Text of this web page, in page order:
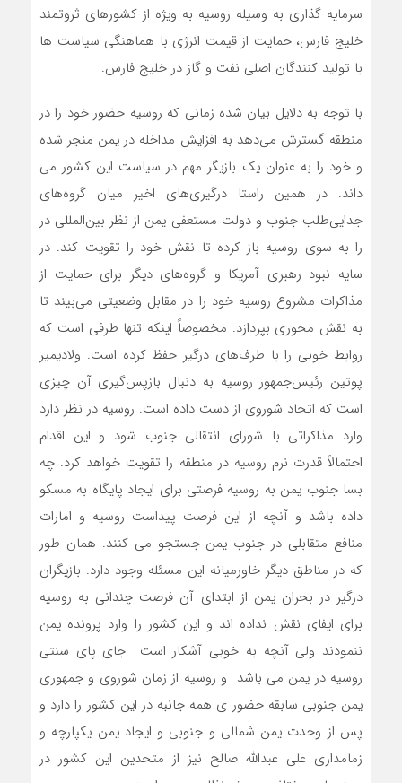
سرمایه گذاری به وسیله روسیه به ویژه از کشورهای ثروتمند
خلیج فارس، حمایت از قیمت انرژی با هماهنگی سیاست ها
با تولید کنندگان اصلی نفت و گاز در خلیج فارس.
با توجه به دلایل بیان شده زمانی که روسیه حضور خود را در
منطقه گسترش می‌دهد به افزایش مداخله در یمن منجر شده
و خود را به عنوان یک بازیگر مهم در سیاست این کشور می
داند. در همین راستا درگیری‌های اخیر میان گروه‌های
جدایی‌طلب جنوب و دولت مستعفی یمن از نظر بین‌المللی در
را به سوی روسیه باز کرده تا نقش خود را تقویت کند. در
سایه نبود رهبری آمریکا و گروه‌های دیگر برای حمایت از
مذاکرات مشروع روسیه خود را در مقابل وضعیتی می‌بیند تا
به نقش محوری بپردازد. مخصوصاً اینکه تنها طرفی است که
روابط خوبی را با طرف‌های درگیر حفظ کرده است. ولادیمیر
پوتین رئیس‌جمهور روسیه به دنبال بازپس‌گیری آن چیزی
است که اتحاد شوروی از دست داده است. روسیه در نظر دارد
وارد مذاکراتی با شورای انتقالی جنوب شود و این اقدام
احتمالاً قدرت نرم روسیه در منطقه را تقویت خواهد کرد. چه
بسا جنوب یمن به روسیه فرصتی برای ایجاد پایگاه به مسکو
داده باشد و آنچه از این فرصت پیداست روسیه و امارات
منافع متقابلی در جنوب یمن جستجو می کنند. همان طور
که در مناطق دیگر خاورمیانه این مسئله وجود دارد. بازیگران
درگیر در بحران یمن از ابتدای آن فرصت چندانی به روسیه
برای ایفای نقش نداده اند و این کشور را وارد پرونده یمن
ننمودند ولی آنچه به خوبی آشکار است جای پای سنتی
روسیه در یمن می باشد و روسیه از زمان شوروی و جمهوری
یمن جنوبی سابقه حضور ی همه جانبه در این کشور را دارد و
پس از وحدت یمن شمالی و جنوبی و ایجاد یمن یکپارچه و
زمامداری علی عبدالله صالح نیز از متحدین این کشور در